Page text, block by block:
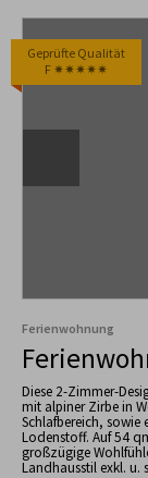
Geprüfte Qualität
F ✷✷✷✷✷
Ferienwohnung
Diese 2-Zimmer-
mit alpiner Zirbe in
Schlafbereich, sowie
Lodenstoff. Auf 54
großzügige
Landhausstil exkl. u.